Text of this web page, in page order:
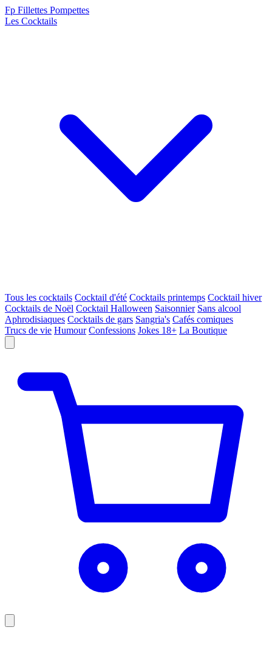
Fp Fillettes Pompettes
Les Cocktails
Tous les cocktails Cocktail d'été Cocktails printemps Cocktail hiver
Cocktails de Noël Cocktail Halloween Saisonnier Sans alcool
Aphrodisiaques Cocktails de gars Sangria's Cafés comiques
Trucs de vie Humour Confessions Jokes 18+ La Boutique